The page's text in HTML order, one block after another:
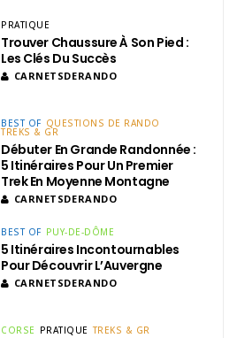
PRATIQUE
Trouver Chaussure À Son Pied :
Les Clés Du Succès
CARNETSDERANDO
BEST OF QUESTIONS DE RANDO
TREKS & GR
Débuter En Grande Randonnée :
5 Itinéraires Pour Un Premier
Trek En Moyenne Montagne
CARNETSDERANDO
BEST OF PUY-DE-DÔME
5 Itinéraires Incontournables
Pour Découvrir L’Auvergne
CARNETSDERANDO
CORSE PRATIQUE TREKS & GR